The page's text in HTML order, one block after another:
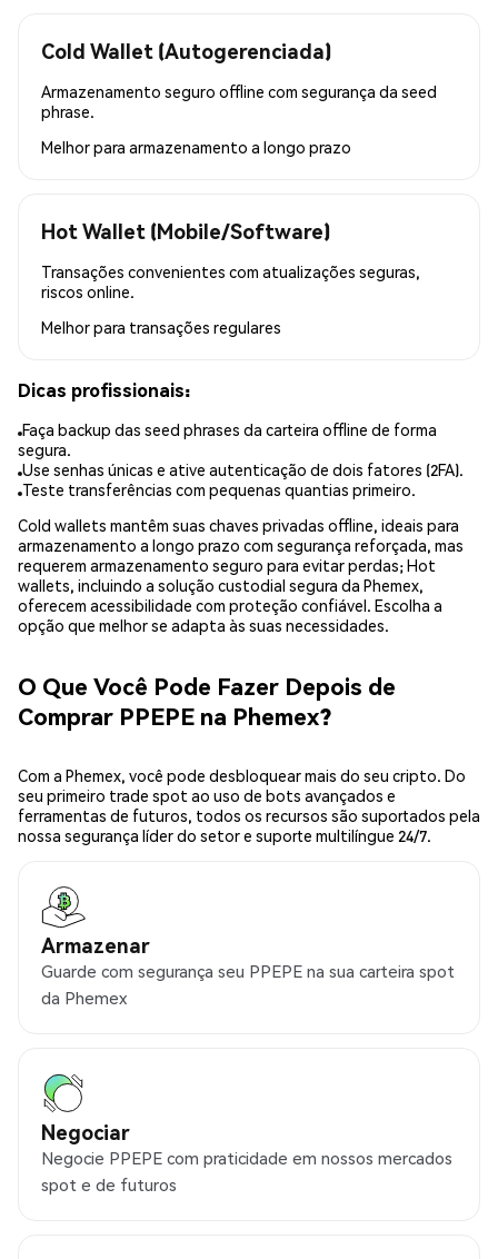
Cold Wallet (Autogerenciada)
Armazenamento seguro offline com segurança da seed
phrase.
Melhor para armazenamento a longo prazo
Hot Wallet (Mobile/Software)
Transações convenientes com atualizações seguras,
riscos online.
Melhor para transações regulares
Dicas profissionais:
Faça backup das seed phrases da carteira offline de forma
segura.
Use senhas únicas e ative autenticação de dois fatores (2FA).
Teste transferências com pequenas quantias primeiro.
Cold wallets mantêm suas chaves privadas offline, ideais para
armazenamento a longo prazo com segurança reforçada, mas
requerem armazenamento seguro para evitar perdas; Hot
wallets, incluindo a solução custodial segura da Phemex,
oferecem acessibilidade com proteção confiável. Escolha a
opção que melhor se adapta às suas necessidades.
O Que Você Pode Fazer Depois de
Comprar PPEPE na Phemex?
Com a Phemex, você pode desbloquear mais do seu cripto. Do
seu primeiro trade spot ao uso de bots avançados e
ferramentas de futuros, todos os recursos são suportados pela
nossa segurança líder do setor e suporte multilíngue 24/7.
Armazenar
Guarde com segurança seu PPEPE na sua carteira spot
da Phemex
Negociar
Negocie PPEPE com praticidade em nossos mercados
spot e de futuros